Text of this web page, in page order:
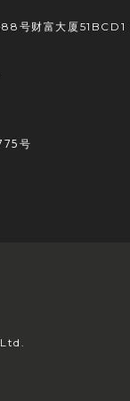
号财富大厦51BCD1
号